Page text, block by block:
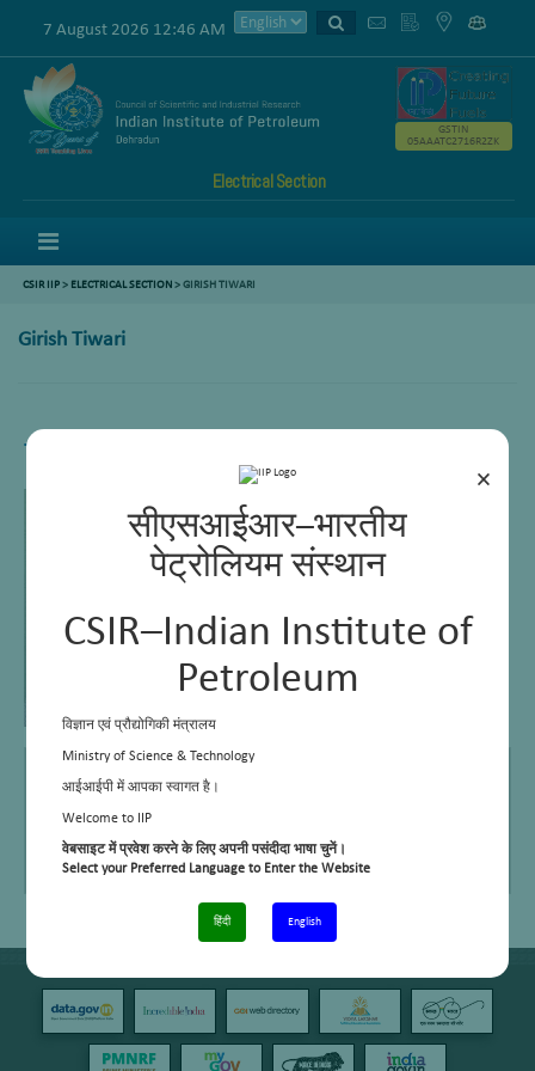
×
सीएसआईआर–भारतीय
पेट्रोलियम संस्थान
CSIR–Indian Institute of
Petroleum
विज्ञान एवं प्रौद्योगिकी मंत्रालय
Ministry of Science & Technology
आईआईपी में आपका स्वागत है।
Welcome to IIP
वेबसाइट में प्रवेश करने के लिए अपनी पसंदीदा भाषा चुनें।
Select your Preferred Language to Enter the Website
हिंदी English
7 August 2026 12:46 AM
Electrical Section
GSTIN
05AAATC2716R2ZK
CSIR IIP> ELECTRICAL SECTION> GIRISH TIWARI
Girish Tiwari
Technician (II)
E Mail –
Area of work/interest Sub-station Operator